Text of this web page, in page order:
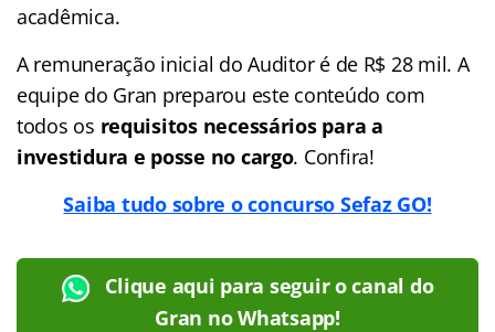
acadêmica.
A remuneração inicial do Auditor é de R$ 28 mil. A
equipe do Gran preparou este conteúdo com
todos os requisitos necessários para a
investidura e posse no cargo. Confira!
Saiba tudo sobre o concurso Sefaz GO!
Clique aqui para seguir o canal do
Gran no Whatsapp!